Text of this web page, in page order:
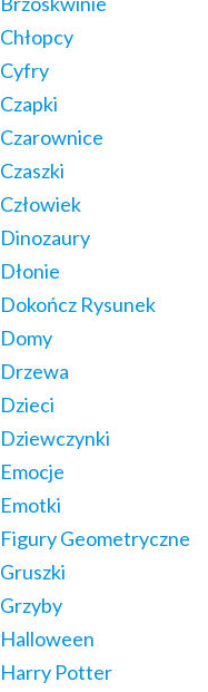
Chłopcy
Cyfry
Czapki
Czarownice
Czaszki
Człowiek
Dinozaury
Dłonie
Dokończ Rysunek
Domy
Drzewa
Dzieci
Dziewczynki
Emocje
Emotki
Figury Geometryczne
Gruszki
Grzyby
Halloween
Harry Potter